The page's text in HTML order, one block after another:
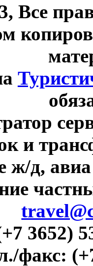
Все
и
ж/д,
3652)
факс: